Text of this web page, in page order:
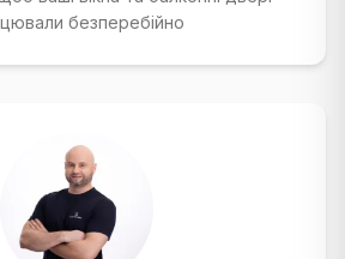
безперебійно